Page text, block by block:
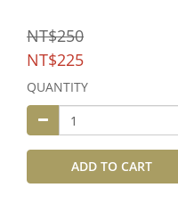
NT$250
NT$225
QUANTITY
ADD TO CART